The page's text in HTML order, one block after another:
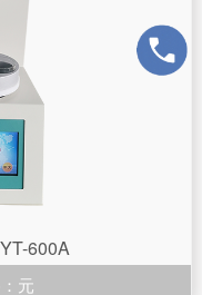
600A
元